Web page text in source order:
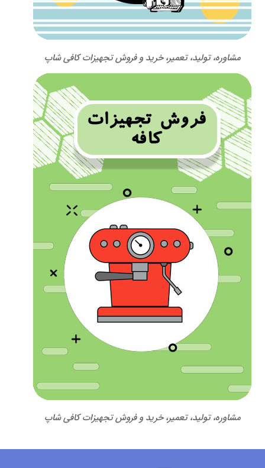
مشاوره، تولید، تعمیر، خرید و فروش تجهیزات کافی شاپ
مشاوره، تولید، تعمیر، خرید و فروش تجهیزات کافی شاپ